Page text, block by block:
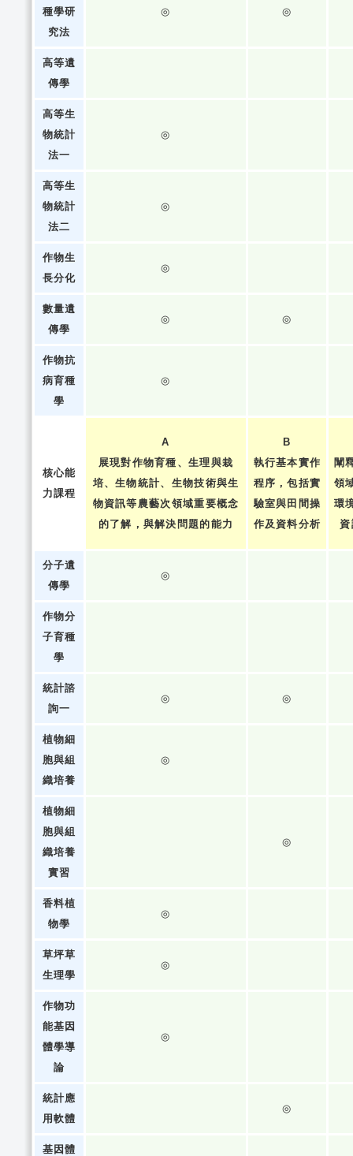
種學研
究法
◎ ◎
高等遺
傳學
高等生
物統計
法一
◎
高等生
物統計
法二
◎
作物生
長分化
◎
數量遺
傳學
◎ ◎
作物抗
病育種
學
◎
核心能
力課程
A
展現對作物育種、生理與栽
培、生物統計、生物技術與生
物資訊等農藝次領域重要概念
的了解，與解決問題的能力
B
執行基本實作
程序，包括實
驗室與田間操
作及資料分析
闡
領
環
分子遺
傳學
◎
作物分
子育種
學
統計諮
詢一
◎ ◎
植物細
胞與組
織培養
◎
植物細
胞與組
織培養
實習
◎
香料植
物學
◎
草坪草
生理學
◎
作物功
能基因
體學導
論
◎
統計應
用軟體
◎
基因體